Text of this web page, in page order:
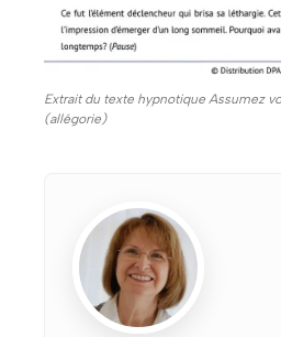
Extrait du texte hypnotique Assumez
(allégorie)